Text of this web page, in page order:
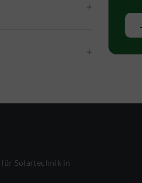
Solartechnik in